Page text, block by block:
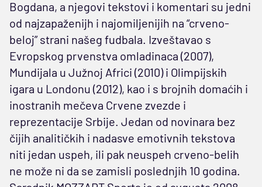
Bogdana, a njegovi tekstovi i komentari su jedni
od najzapaženijh i najomiljenijih na “crveno-
beloj” strani našeg fudbala. Izveštavao s
Evropskog prvenstva omladinaca (2007),
Mundijala u Južnoj Africi (2010) i Olimpijskih
igara u Londonu (2012), kao i s brojnih domaćih i
inostranih mečeva Crvene zvezde i
reprezentacije Srbije. Jedan od novinara bez
čijih analitičkih i nadasve emotivnih tekstova
niti jedan uspeh, ili pak neuspeh crveno-belih
ne može ni da se zamisli poslednjih 10 godina.